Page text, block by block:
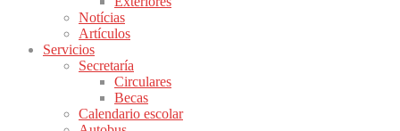
Notícias
Artículos
Servicios
Secretaría
Circulares
Becas
Calendario escolar